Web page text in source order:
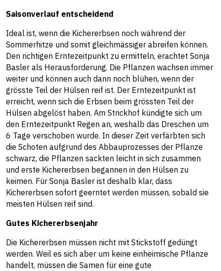
Saisonverlauf entscheidend
Ideal ist, wenn die Kichererbsen noch während der
Sommerhitze und somit gleichmässiger abreifen können.
Den richtigen Erntezeitpunkt zu ermitteln, erachtet Sonja
Basler als Herausforderung. Die Pflanzen wachsen immer
weiter und können auch dann noch blühen, wenn der
grösste Teil der Hülsen reif ist. Der Erntezeitpunkt ist
erreicht, wenn sich die Erbsen beim grössten Teil der
Hülsen abgelöst haben. Am Strickhof kündigte sich um
den Erntezeitpunkt Regen an, weshalb das Dreschen um
6 Tage verschoben wurde. In dieser Zeit verfärbten sich
die Schoten aufgrund des Abbauprozesses der Pflanze
schwarz, die Pflanzen sackten leicht in sich zusammen
und erste Kichererbsen begannen in den Hülsen zu
keimen. Für Sonja Basler ist deshalb klar, dass
Kichererbsen sofort geerntet werden müssen, sobald sie
meisten Hülsen reif sind.
Gutes Kichererbsenjahr
Die Kichererbsen müssen nicht mit Stickstoff gedüngt
werden. Weil es sich aber um keine einheimische Pflanze
handelt, müssen die Samen für eine gute